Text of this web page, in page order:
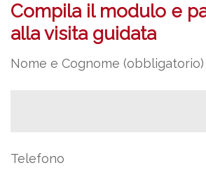
Compila il modulo e
alla visita guidata
Nome e Cognome (obbligatorio)
Telefono